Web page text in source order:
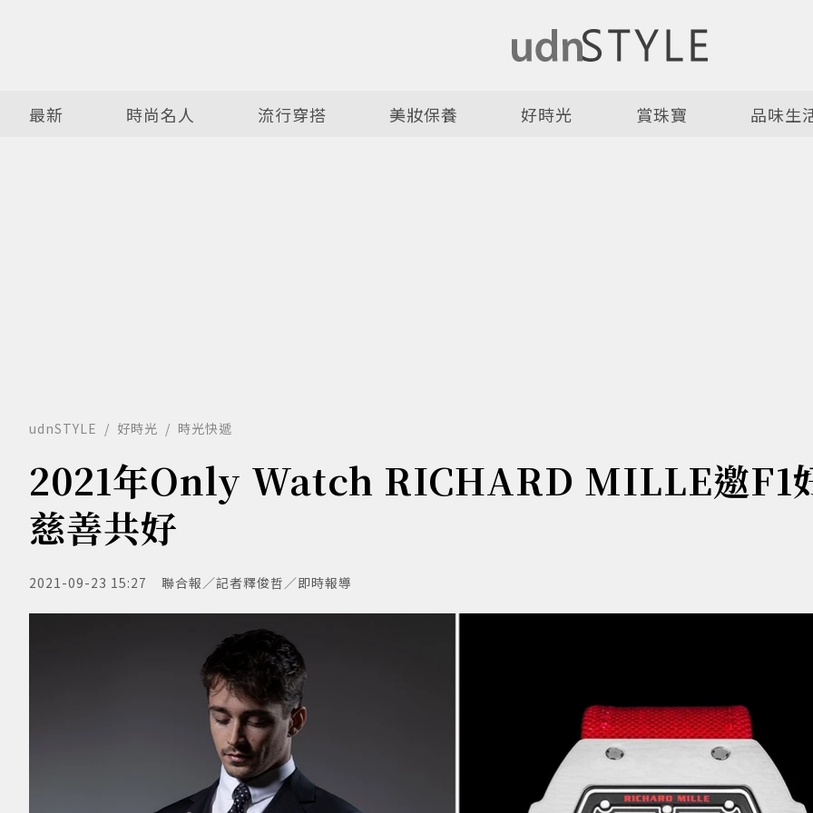
最新 時尚名人 流行穿搭 美妝保養 好時光 賞珠寶 品味生
udnSTYLE 好時光 時光快遞
2021年Only Watch RICHARD MILLE邀F1
慈善共好
2021-09-23 15:27 聯合報／記者釋俊哲／即時報導